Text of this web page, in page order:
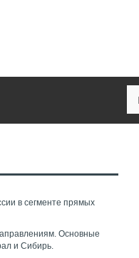
в сегменте прямых
Основные
и Сибирь.